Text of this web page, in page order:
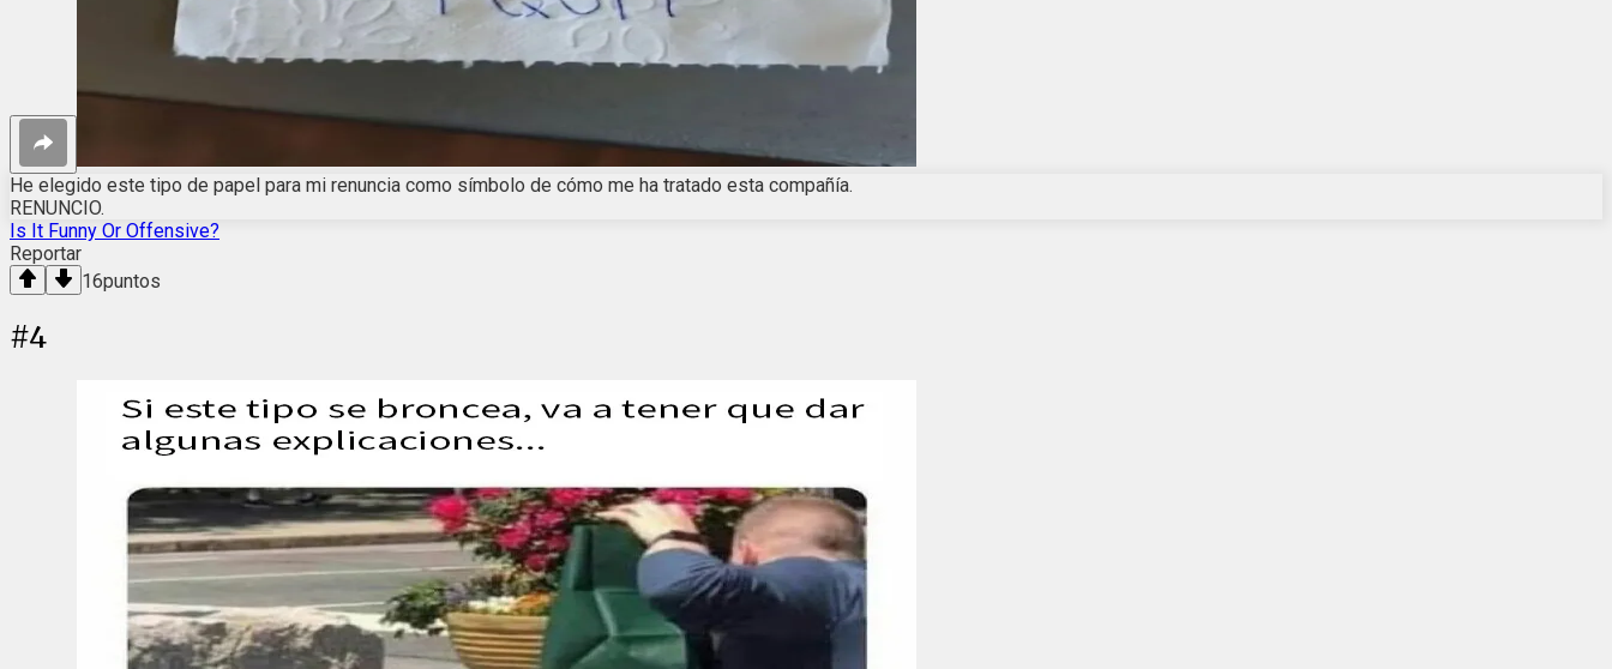
He elegido este tipo de papel para mi renuncia como símbolo de cómo me ha tratado esta compañía.
RENUNCIO.
Is It Funny Or Offensive?
Reportar
16puntos
#4